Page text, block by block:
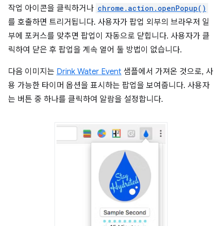
작업 아이콘을 클릭하거나 chrome.action.openPopup()
를 호출하면 트리거됩니다. 사용자가 팝업 외부의 브라우저 일
부에 포커스를 맞추면 팝업이 자동으로 닫힙니다. 사용자가 클
릭하여 닫은 후 팝업을 계속 열어 둘 방법이 없습니다.
다음 이미지는 Drink Water Event 샘플에서 가져온 것으로, 사
용 가능한 타이머 옵션을 표시하는 팝업을 보여줍니다. 사용자
는 버튼 중 하나를 클릭하여 알람을 설정합니다.